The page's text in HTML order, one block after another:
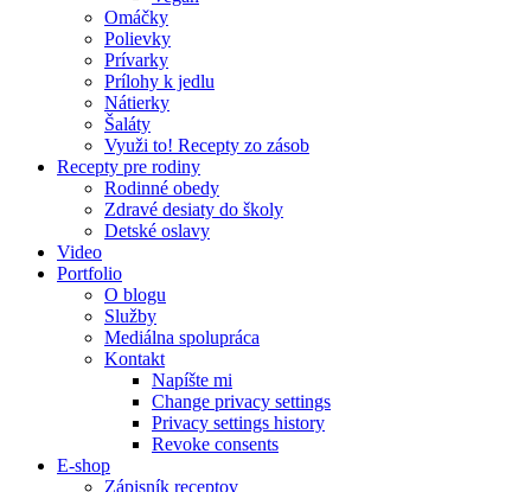
Omáčky
Polievky
Prívarky
Prílohy k jedlu
Nátierky
Šaláty
Využi to! Recepty zo zásob
Recepty pre rodiny
Rodinné obedy
Zdravé desiaty do školy
Detské oslavy
Video
Portfolio
O blogu
Služby
Mediálna spolupráca
Kontakt
Napíšte mi
Change privacy settings
Privacy settings history
Revoke consents
E-shop
Zápisník receptov